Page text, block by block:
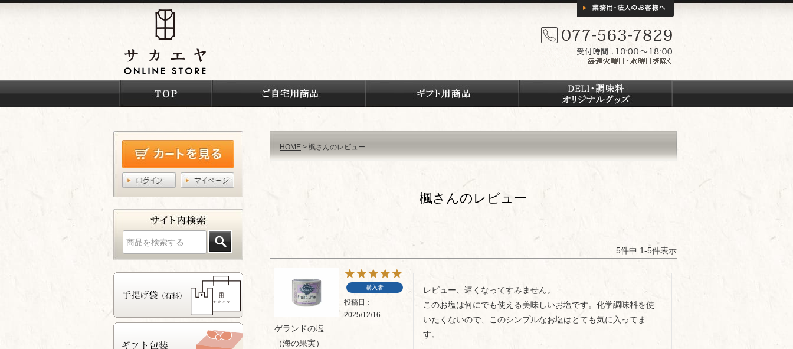
HOME 楓さんのレビュー
楓さんのレビュー
5件中 1-5件表示
ゲランドの塩
（海の果実）
購入者
投稿日
2025/12/16
レビュー、遅くなってすみません。
このお塩は何にでも使える美味しいお塩です。化学調味料を使
いたくないので、このシンプルなお塩はとても気に入ってま
す。